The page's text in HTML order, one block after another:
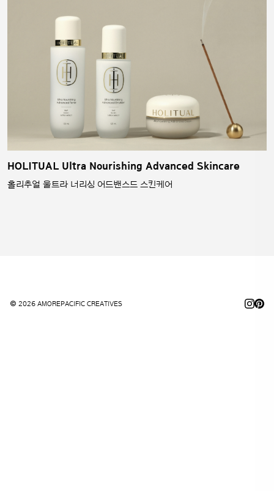
HOLITUAL Ultra Nourishing Advanced Skincare
홀리추얼 울트라 너리싱 어드밴스드 스킨케어
© 2026 AMOREPACIFIC CREATIVES